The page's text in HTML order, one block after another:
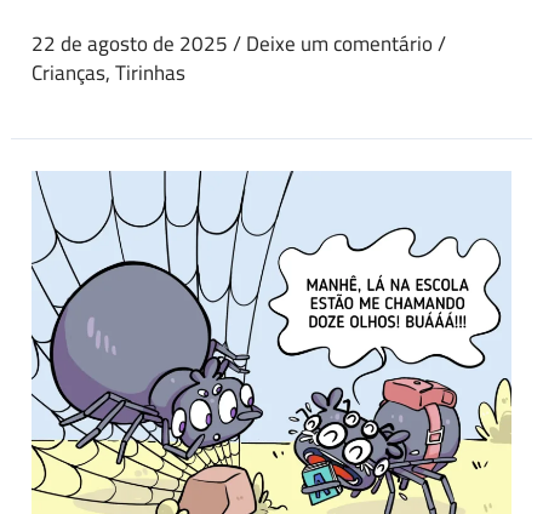
22 de agosto de 2025/Deixe um comentário/
Crianças,Tirinhas